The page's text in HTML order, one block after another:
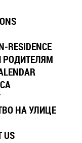
RESIDENCE
РОДИТЕЛЯМ
НА УЛИЦЕ
US